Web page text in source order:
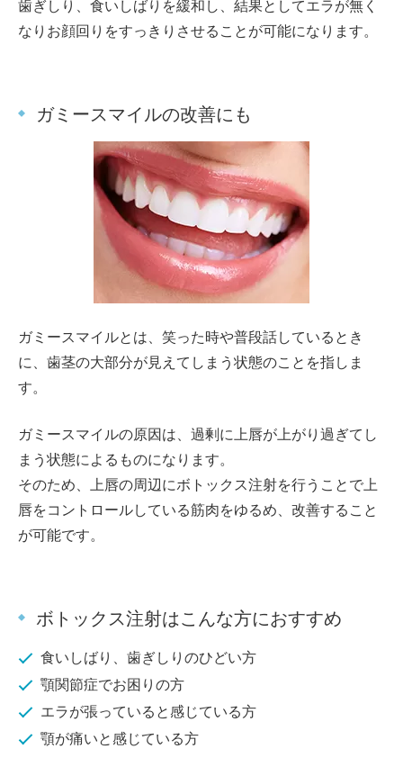
歯ぎしり、食いしばりを緩和し、結果としてエラが無く
なりお顔回りをすっきりさせることが可能になります。
ガミースマイルの改善にも
ガミースマイルとは、笑った時や普段話しているとき
に、歯茎の大部分が見えてしまう状態のことを指しま
す。
ガミースマイルの原因は、過剰に上唇が上がり過ぎてし
まう状態によるものになります。
そのため、上唇の周辺にボトックス注射を行うことで上
唇をコントロールしている筋肉をゆるめ、改善すること
が可能です。
ボトックス注射はこんな方におすすめ
食いしばり、歯ぎしりのひどい方
顎関節症でお困りの方
エラが張っていると感じている方
顎が痛いと感じている方